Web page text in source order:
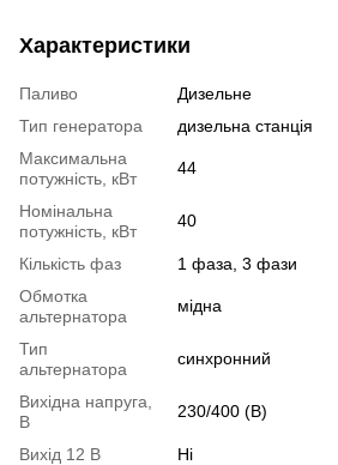
Характеристики
Паливо
Дизельне
Тип генератора
дизельна станція
Максимальна
потужність, кВт
44
Номінальна
потужність, кВт
40
Кількість фаз
1 фаза, 3 фази
Обмотка
альтернатора
мідна
Тип
альтернатора
синхронний
Вихідна напруга,
В
230/400 (В)
Вихід 12 В
Ні